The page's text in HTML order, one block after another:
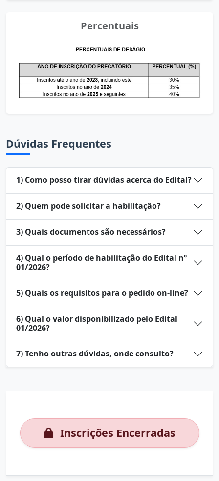
Percentuais
Dúvidas Frequentes
1) Como posso tirar dúvidas acerca do Edital?
2) Quem pode solicitar a habilitação?
3) Quais documentos são necessários?
4) Qual o período de habilitação do Edital nº
01/2026?
5) Quais os requisitos para o pedido on-line?
6) Qual o valor disponibilizado pelo Edital
01/2026?
7) Tenho outras dúvidas, onde consulto?
Inscrições Encerradas